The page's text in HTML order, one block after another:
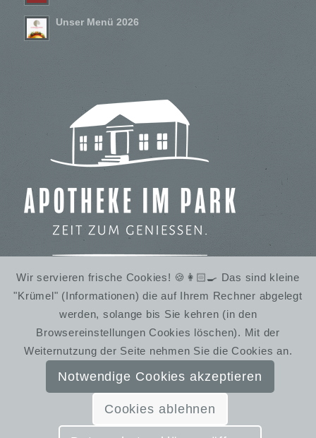
Unser Menü 2026
IMBISS IM STADTPARK
Wir servieren frische Cookies! 🍪👩🏻‍🍳 Das sind kleine
"Krümel" (Informationen) die auf Ihrem Rechner abgelegt
werden, solange bis Sie kehren (in den
Browsereinstellungen Cookies löschen). Mit der
Weiternutzung der Seite nehmen Sie die Cookies an.
Notwendige Cookies akzeptieren
Cookies ablehnen